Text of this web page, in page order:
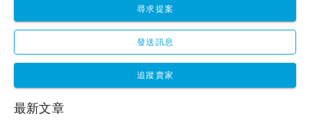
尋求提案
發送訊息
追蹤賣家
最新文章